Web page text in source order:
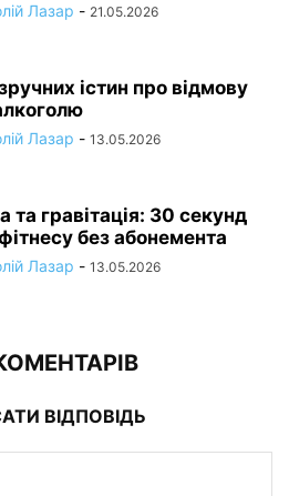
Лазар - 21.05.2026
істин про відмову
Лазар - 13.05.2026
та гравітація: 30 секунд
без абонемента
Лазар - 13.05.2026
ВІДПОВІДЬ